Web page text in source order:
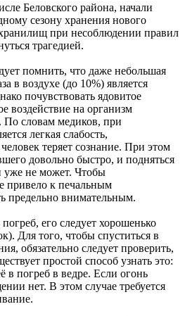
Беловского района, начали
сезону хранения нового
при несоблюдении правил
трагедией.
помнить, что даже небольшая
в воздухе (до 10%) является
почувствовать ядовитое
воздействие на организм
По словам медиков, при
легкая слабость,
теряет сознание. При этом
довольно быстро, и подняться
уже не может. Чтобы
привело к печальным
предельно внимательным.
его следует хорошенько
Для того, чтобы спуститься в
обязательно следует проверить,
простой способ узнать это:
в погреб в ведре. Если огонь
нет. В этом случае требуется